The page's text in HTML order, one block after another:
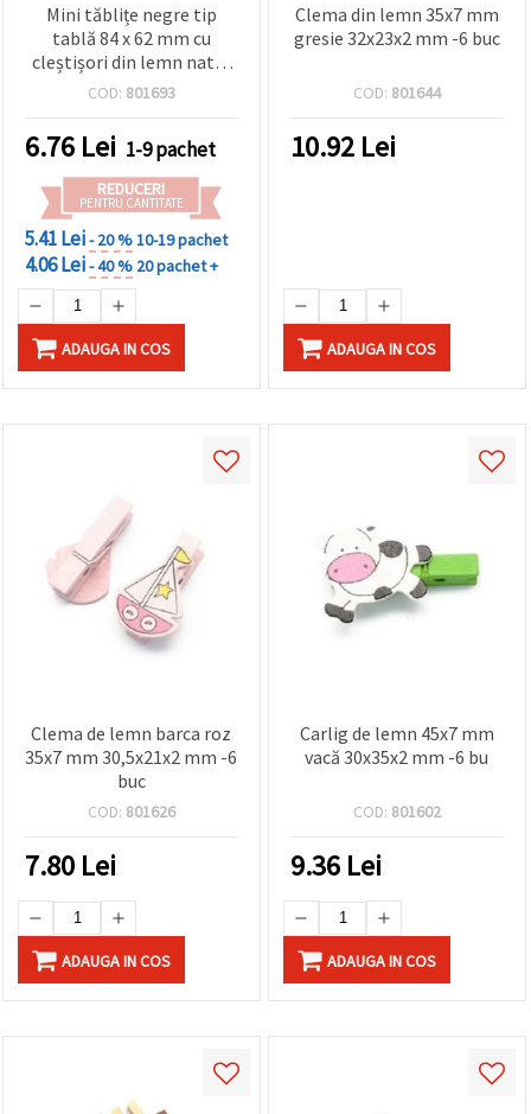
Mini tăblițe negre tip
tablă 84 x 62 mm cu
cleștișori din lemn natur
10 x 75 mm, etichete
petreceri, numere de
masă și proiecte
DIY/handmade, set de 2
COD: 801693
6.76 Lei 1-9 pachet
REDUCERI
PENTRU CANTITATE
5.41 Lei- 20 %10-19 pachet
4.06 Lei- 40 % 20 pachet +
ADAUGA IN COS
Clema din lemn 35x7 mm
gresie 32x23x2 mm -6 buc
COD: 801644
10.92 Lei
ADAUGA IN COS
Clema de lemn barca roz
35x7 mm 30,5x21x2 mm -6
buc
COD: 801626
7.80 Lei
ADAUGA IN COS
Carlig de lemn 45x7 mm
vacă 30x35x2 mm -6 bu
COD: 801602
9.36 Lei
ADAUGA IN COS